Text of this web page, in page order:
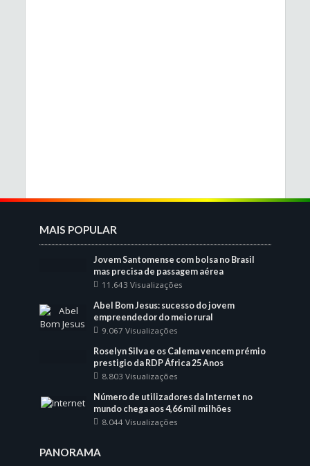
MAIS POPULAR
Jovem Santomense com bolsa no Brasil
mas precisa de passagem aérea
11.643 Visualizações
Abel Bom Jesus: sucesso do jovem
empreendedor do meio rural
9.067 Visualizações
Roselyn Silva e os Calema vencem prémio
prestigio da RDP África 25 Anos
8.803 Visualizações
Número de utilizadores da Internet no
mundo chega aos 4,66 mil milhões
8.044 Visualizações
PANORAMA